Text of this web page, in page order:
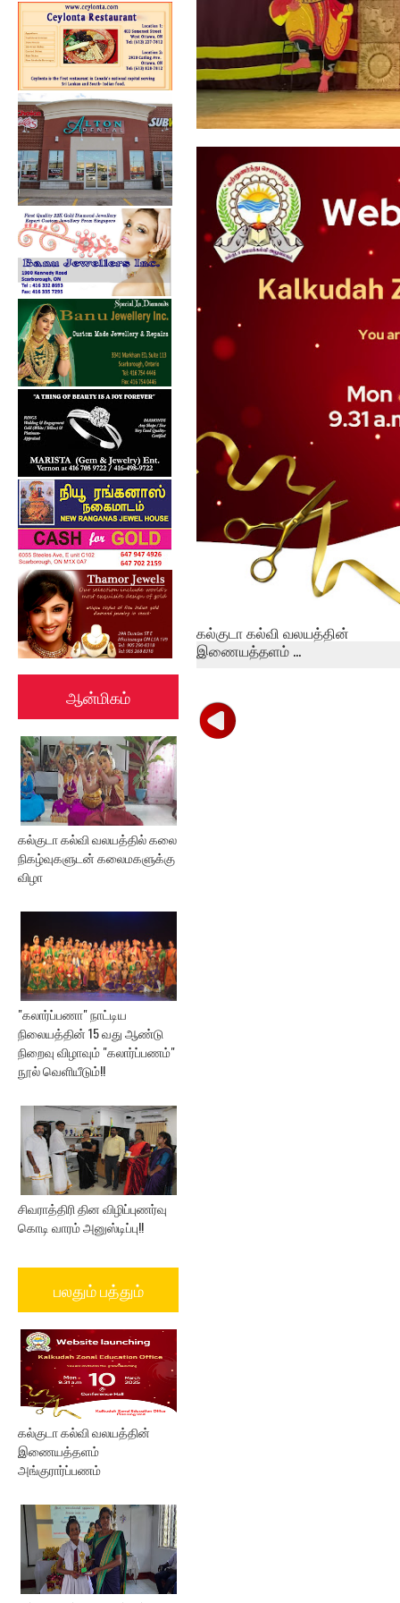
ஆன்மிகம்
கல்குடா கல்வி வலயத்தில் கலை
நிகழ்வுகளுடன் கலைமகளுக்கு
விழா
"கலார்ப்பணா" நாட்டிய
நிலையத்தின் 15 வது ஆண்டு
நிறைவு விழாவும் "கலார்ப்பணம்"
நூல் வெளியீடும்!!
சிவராத்திரி தின விழிப்புணர்வு
கொடி வாரம் அனுஸ்டிப்பு!!
பலதும் பத்தும்
கல்குடா கல்வி வலயத்தின்
இணையத்தளம்
அங்குரார்ப்பணம்
கல்குடா கல்வி வலயத்தின்
ஏற்பாட்டில...
கல்குடா கல்வி வலயத்தின்
இணையத்தளம் ...